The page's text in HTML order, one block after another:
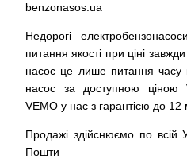
benzonasos.ua
Недорогі електробензонасоси
питання якості при ціні завжди
насос це лише питання часу
насос
за доступною ціною
VEMO у нас з гарантією до 12
Продажі здійснюємо по всій
Пошти